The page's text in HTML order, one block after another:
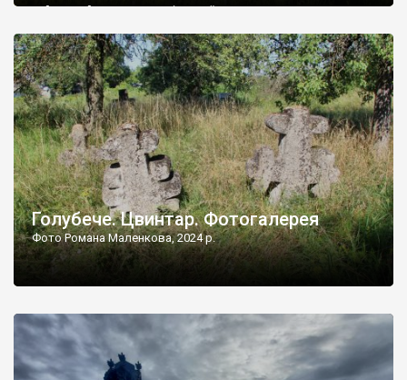
найкращий регулятор шкідливої, для старих кладовищ,
бруньками, кози ті бруньки обгризають, бо то улюблений
делікатес. На цвинтарі у Голубечому ціла колекція
різноманітних форм хрестів. Село відносно невелике, […]
Голубече. Цвинтар. Фотогалерея
Фото Романа Маленкова, 2024 р.